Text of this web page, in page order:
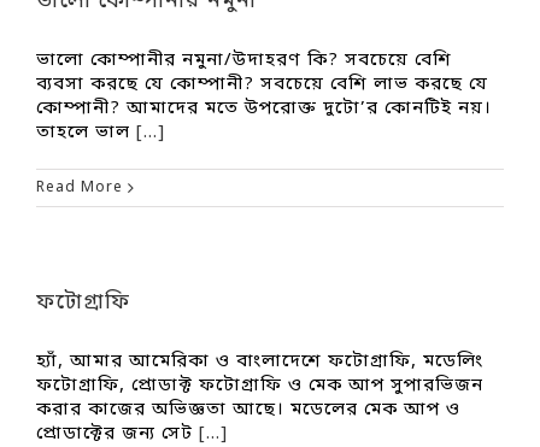
ভালো কোম্পানীর নমুনা/উদাহরণ কি? সবচেয়ে বেশি
ব্যবসা করছে যে কোম্পানী? সবচেয়ে বেশি লাভ করছে যে
কোম্পানী? আমাদের মতে উপরোক্ত দুটো’র কোনটিই নয়।
তাহলে ভাল [...]
Read More
ফটোগ্রাফি
হ্যাঁ, আমার আমেরিকা ও বাংলাদেশে ফটোগ্রাফি, মডেলিং
ফটোগ্রাফি, প্রোডাক্ট ফটোগ্রাফি ও মেক আপ সুপারভিজন
করার কাজের অভিজ্ঞতা আছে। মডেলের মেক আপ ও
প্রোডাক্টের জন্য সেট [...]